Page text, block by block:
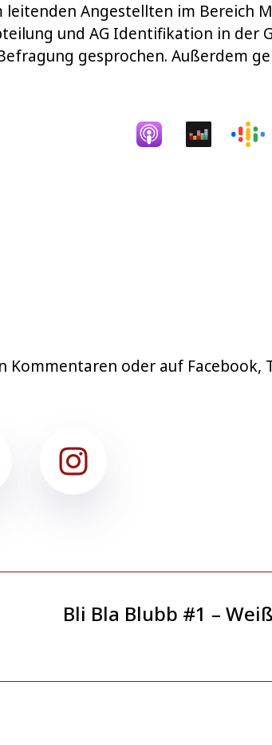
Angestellten im Bereich
und AG Identifikation in der
gesprochen. Außerdem
Kommentaren oder auf
Bli Bla Blubb #1 –